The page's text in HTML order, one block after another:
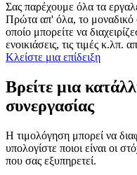
Σας παρέχουμε όλα τα
Πρώτα απ' όλα, το μοναδικό
οποίο μπορείτε να
ενοικιάσεις, τις τιμές κ.λπ.
Κλείστε μια επίδειξη
Βρείτε μια
συνεργασίας
Η τιμολόγηση μπορεί να
υπολογίστε ποιοι είναι οι
που σας εξυπηρετεί.